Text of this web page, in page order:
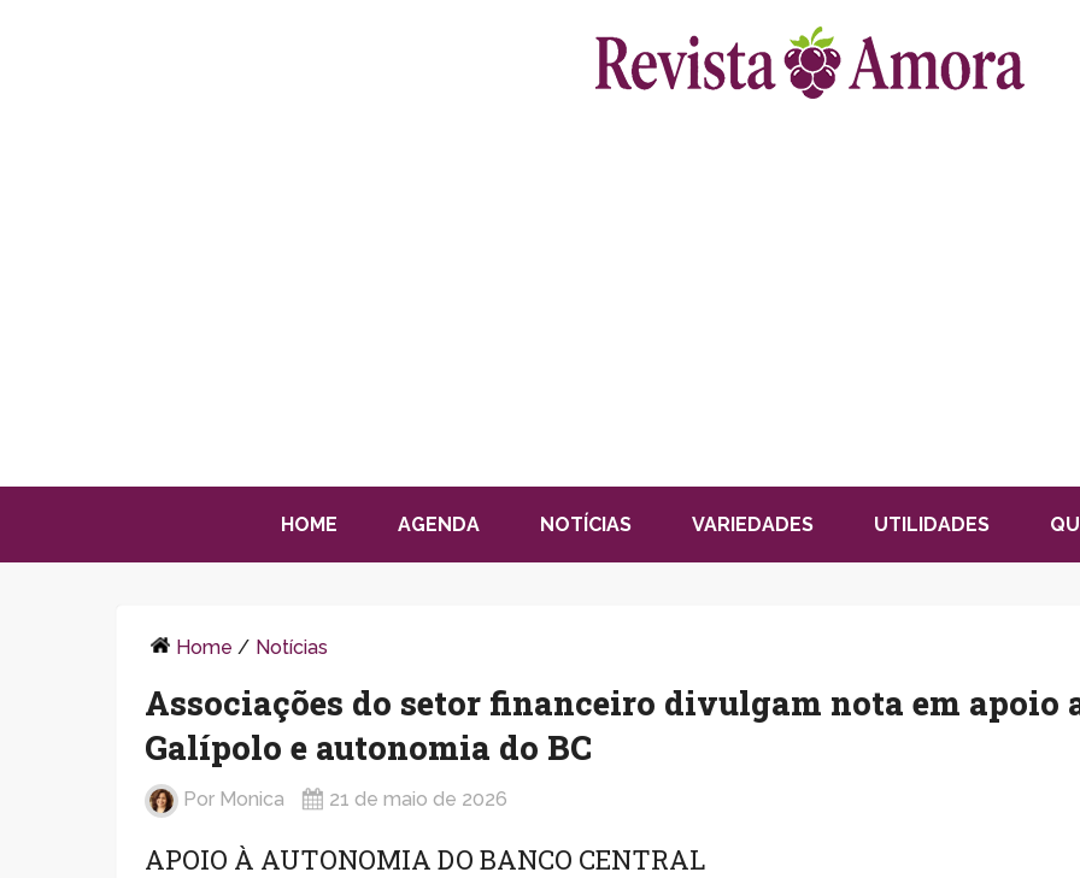
HOME AGENDA NOTÍCIAS VARIEDADES UTILIDADES
Home / Notícias
Associações do setor financeiro divulgam nota em apoio
Galípolo e autonomia do BC
Por Monica 21 de maio de 2026
APOIO À AUTONOMIA DO BANCO CENTRAL